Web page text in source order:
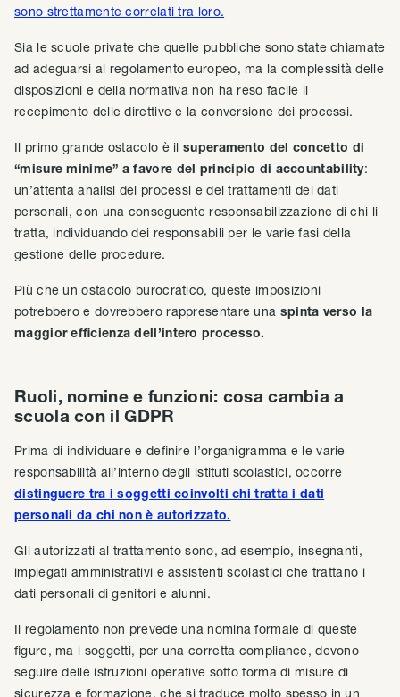
sono strettamente correlati tra loro.
Sia le scuole private che quelle pubbliche sono state chiamate
ad adeguarsi al regolamento europeo, ma la complessità delle
disposizioni e della normativa non ha reso facile il
recepimento delle direttive e la conversione dei processi.
Il primo grande ostacolo è il superamento del concetto di
“misure minime” a favore del principio di accountability:
un’attenta analisi dei processi e dei trattamenti dei dati
personali, con una conseguente responsabilizzazione di chi li
tratta, individuando dei responsabili per le varie fasi della
gestione delle procedure.
Più che un ostacolo burocratico, queste imposizioni
potrebbero e dovrebbero rappresentare una spinta verso la
maggior efficienza dell’intero processo.
Ruoli, nomine e funzioni: cosa cambia a
scuola con il GDPR
Prima di individuare e definire l’organigramma e le varie
responsabilità all’interno degli istituti scolastici, occorre
distinguere tra i soggetti coinvolti chi tratta i dati
personali da chi non è autorizzato.
Gli autorizzati al trattamento sono, ad esempio, insegnanti,
impiegati amministrativi e assistenti scolastici che trattano i
dati personali di genitori e alunni.
Il regolamento non prevede una nomina formale di queste
figure, ma i soggetti, per una corretta compliance, devono
seguire delle istruzioni operative sotto forma di misure di
sicurezza e formazione, che si traduce molto spesso in un